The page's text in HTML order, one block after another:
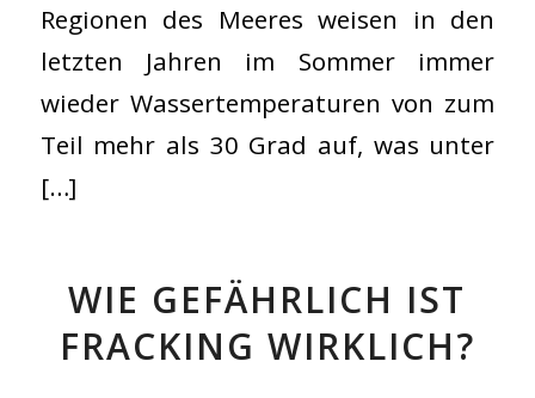
Regionen des Meeres weisen in den
letzten Jahren im Sommer immer
wieder Wassertemperaturen von zum
Teil mehr als 30 Grad auf, was unter
[…]
WIE GEFÄHRLICH IST
FRACKING WIRKLICH?